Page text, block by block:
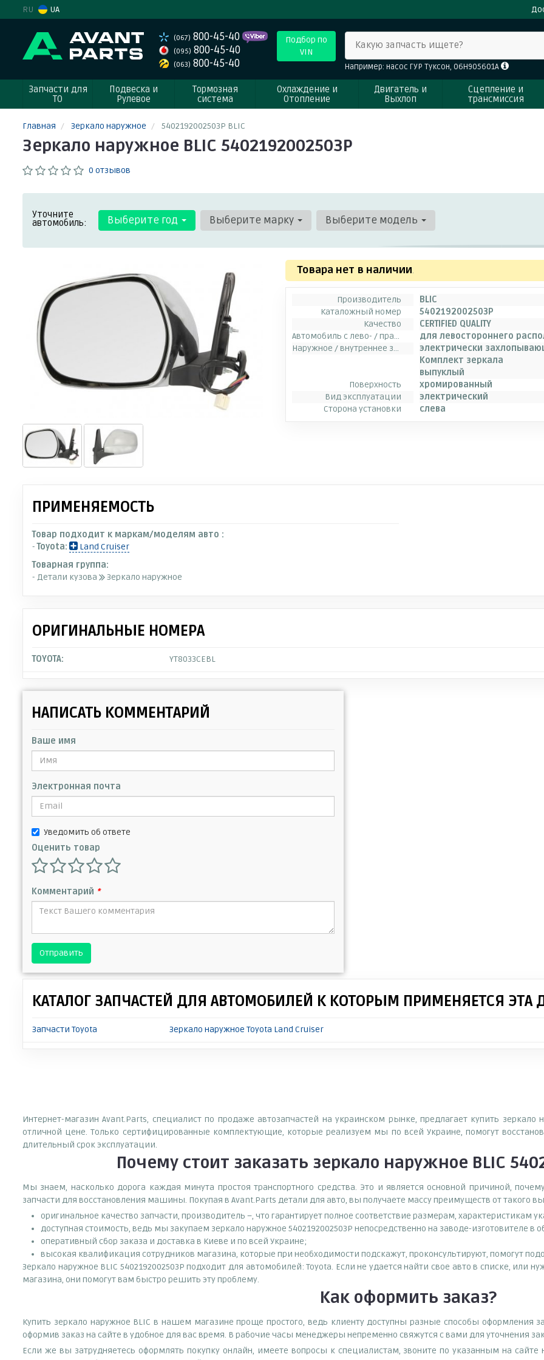
RU UA
(067) 800-45-40
(095) 800-45-40
(063) 800-45-40
Подбор по
VIN
Какую запчасть ищете?
Например: насос ГУР Туксон, 06H905601A
Запчасти для
ТО
Подвеска и
Рулевое
Тормозная
система
Охлаждение и
Отопление
Двигатель и
Выхлоп
Сцепление и
трансмиссия
Главная Зеркало наружное 5402192002503P BLIC
Зеркало наружное BLIC 5402192002503P
0 отзывов
Уточните
автомобиль: Выберите год Выберите марку Выберите модель
Товара нет в наличии.
Производитель
BLIC
Каталожный номер
5402192002503P
Качество
CERTIFIED QUALITY
Автомобиль с лево- / правосторонним расположением руля
для левостороннего
Наружное / внутреннее зеркало заднего вида
электрически
Комплект зеркала
выпуклый
Поверхность
хромированный
Вид эксплуатации
электрический
Сторона установки
слева
ПРИМЕНЯЕМОСТЬ
Товар подходит к маркам/моделям авто :
-Toyota:
Land Cruiser
Товарная группа:
- Детали кузова
Зеркало наружное
ОРИГИНАЛЬНЫЕ НОМЕРА
TOYOTA: YT8033CEBL
НАПИСАТЬ КОММЕНТАРИЙ
Ваше имя
Электронная почта
Уведомить об ответе
Оценить товар
Комментарий *
Отправить
КАТАЛОГ ЗАПЧАСТЕЙ ДЛЯ АВТОМОБИЛЕЙ К КОТОРЫМ ПРИМЕНЯЕТСЯ ЭТА
Запчасти Toyota Зеркало наружное Toyota Land Cruiser
Интернет-магазин Avant.Parts, специалист по продаже автозапчастей на украинском рынке, предлагает купить зеркало
отличной цене. Только сертифицированные комплектующие, которые реализуем мы по всей Украине, помогут
длительный срок эксплуатации.
Почему стоит заказать зеркало наружное BLIC
Мы знаем, насколько дорога каждая минута простоя транспортного средства. Это и является основной причиной,
запчасти для восстановления машины. Покупая в Avant.Parts детали для авто, вы получаете массу преимуществ от такого
оригинальное качество запчасти, производитель –, что гарантирует полное соответствие размерам, характеристикам
доступная стоимость, ведь мы закупаем зеркало наружное 5402192002503P непосредственно на заводе-изготовителе в
оперативный сбор заказа и доставка в Киеве и по всей Украине;
высокая квалификация сотрудников магазина, которые при необходимости подскажут, проконсультируют, помогут
Зеркало наружное BLIC 5402192002503P подходит для автомобилей: Toyota. Если не удается найти свое авто в списке,
магазина, они помогут вам быстро решить эту проблему.
Как оформить заказ?
Купить зеркало наружное BLIC в нашем магазине проще простого, ведь клиенту доступны разные способы оформления
оформив заказ на сайте в удобное для вас время. В рабочие часы менеджеры непременно свяжутся с вами для уточнения
Если же вы затрудняетесь оформлять покупку онлайн, имеете вопросы к специалистам, звоните по указанным на